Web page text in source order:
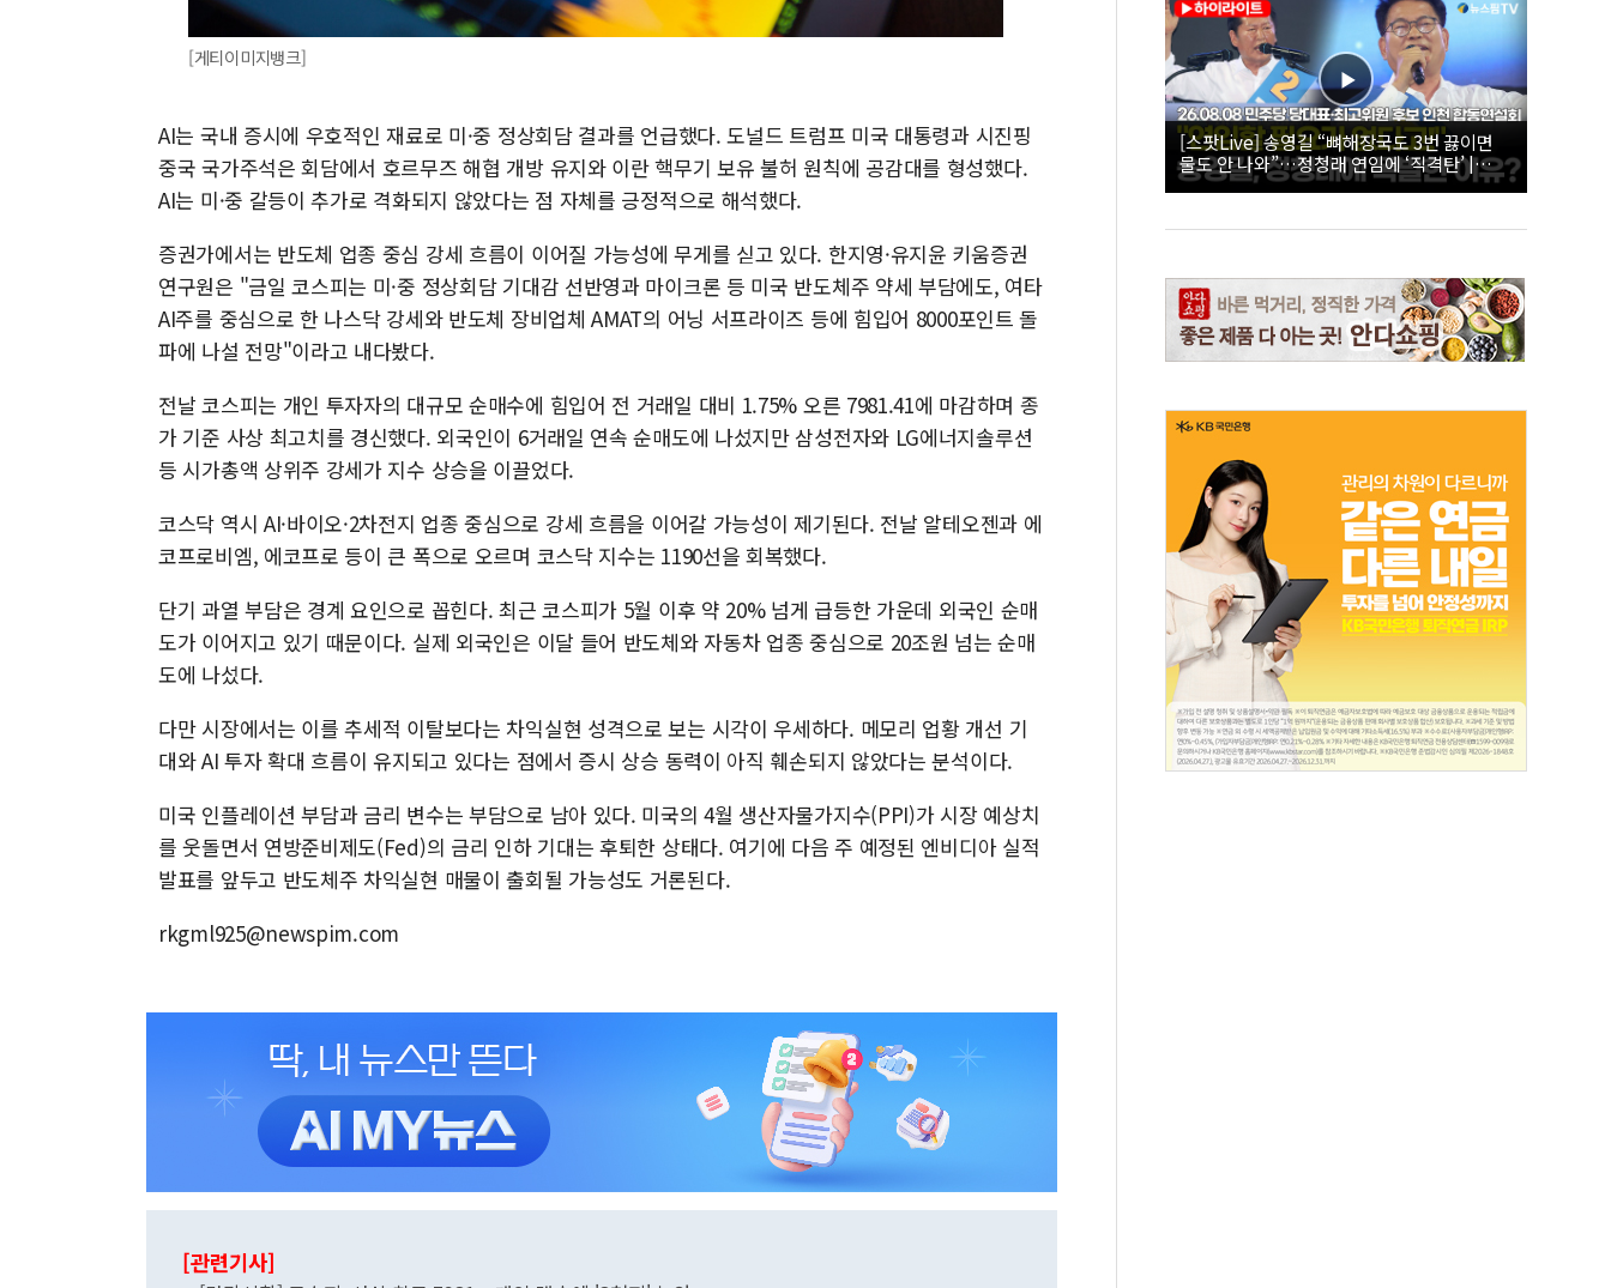
[게티이미지뱅크]
AI는 국내 증시에 우호적인 재료로 미·중 정상회담 결과를 언급했다. 도널드 트럼프 미국 대통령과 시진핑
중국 국가주석은 회담에서 호르무즈 해협 개방 유지와 이란 핵무기 보유 불허 원칙에 공감대를 형성했다.
AI는 미·중 갈등이 추가로 격화되지 않았다는 점 자체를 긍정적으로 해석했다.
증권가에서는 반도체 업종 중심 강세 흐름이 이어질 가능성에 무게를 싣고 있다. 한지영·유지윤 키움증권
연구원은 "금일 코스피는 미·중 정상회담 기대감 선반영과 마이크론 등 미국 반도체주 약세 부담에도, 여타
AI주를 중심으로 한 나스닥 강세와 반도체 장비업체 AMAT의 어닝 서프라이즈 등에 힘입어 8000포인트 돌
파에 나설 전망"이라고 내다봤다.
전날 코스피는 개인 투자자의 대규모 순매수에 힘입어 전 거래일 대비 1.75% 오른 7981.41에 마감하며 종
가 기준 사상 최고치를 경신했다. 외국인이 6거래일 연속 순매도에 나섰지만 삼성전자와 LG에너지솔루션
등 시가총액 상위주 강세가 지수 상승을 이끌었다.
코스닥 역시 AI·바이오·2차전지 업종 중심으로 강세 흐름을 이어갈 가능성이 제기된다. 전날 알테오젠과 에
코프로비엠, 에코프로 등이 큰 폭으로 오르며 코스닥 지수는 1190선을 회복했다.
단기 과열 부담은 경계 요인으로 꼽힌다. 최근 코스피가 5월 이후 약 20% 넘게 급등한 가운데 외국인 순매
도가 이어지고 있기 때문이다. 실제 외국인은 이달 들어 반도체와 자동차 업종 중심으로 20조원 넘는 순매
도에 나섰다.
다만 시장에서는 이를 추세적 이탈보다는 차익실현 성격으로 보는 시각이 우세하다. 메모리 업황 개선 기
대와 AI 투자 확대 흐름이 유지되고 있다는 점에서 증시 상승 동력이 아직 훼손되지 않았다는 분석이다.
미국 인플레이션 부담과 금리 변수는 부담으로 남아 있다. 미국의 4월 생산자물가지수(PPI)가 시장 예상치
를 웃돌면서 연방준비제도(Fed)의 금리 인하 기대는 후퇴한 상태다. 여기에 다음 주 예정된 엔비디아 실적
발표를 앞두고 반도체주 차익실현 매물이 출회될 가능성도 거론된다.
rkgml925@newspim.com
[관련기사]
[스팟Live] 송영길 “뼈해장국도 3번 끓이면
물도 안 나와”…정청래 연임에 ‘직격탄’ |
26.08.08 더불어민주당 당대표·최고위원 후